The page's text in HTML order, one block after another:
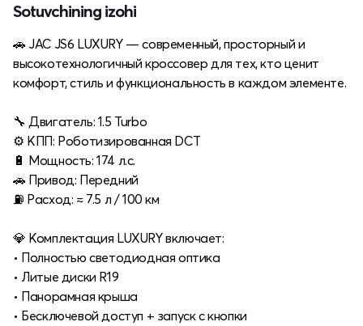
Sotuvchining izohi
🚗 JAC JS6 LUXURY — современный, просторный и
высокотехнологичный кроссовер для тех, кто ценит
комфорт, стиль и функциональность в каждом элементе.
🔧 Двигатель: 1.5 Turbo
⚙️ КПП: Роботизированная DCT
🔋 Мощность: 174 л.с.
🚗 Привод: Передний
⛽ Расход: ≈ 7.5 л / 100 км
💎 Комплектация LUXURY включает:
• Полностью светодиодная оптика
• Литые диски R19
• Панорамная крыша
• Бесключевой доступ + запуск с кнопки